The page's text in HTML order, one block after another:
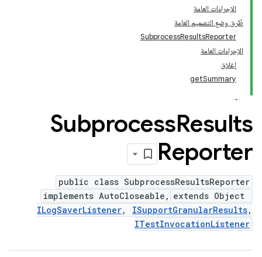
الإجراءات العامة
طُرق وضع التصميم العامة
SubprocessResultsReporter
الإجراءات العامة
إغلاق
getSummary
SubprocessResults
Reporter
public class SubprocessResultsReporter
extends Object
implements AutoCloseable,
ILogSaverListener, ISupportGranularResults,
ITestInvocationListener